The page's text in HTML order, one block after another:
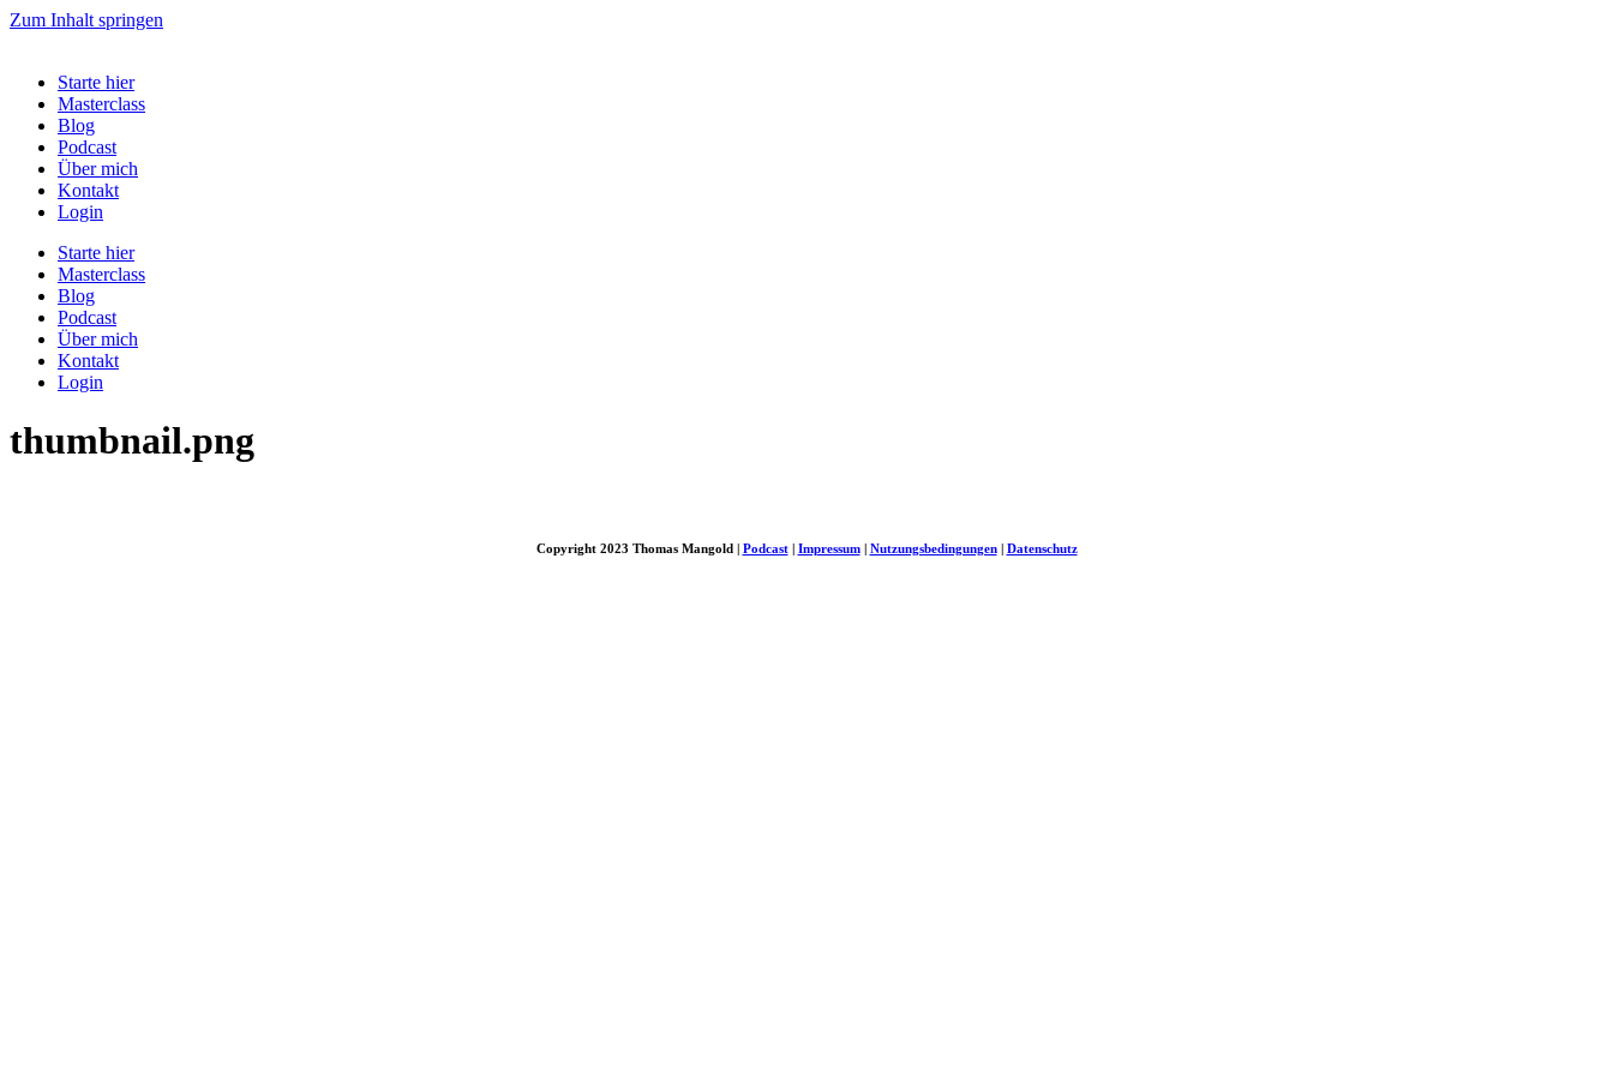
Zum Inhalt springen
Starte hier
Masterclass
Blog
Podcast
Über mich
Kontakt
Login
Starte hier
Masterclass
Blog
Podcast
Über mich
Kontakt
Login
thumbnail.png
Copyright 2023 Thomas Mangold | Podcast| Impressum| Nutzungsbedingungen| Datenschutz